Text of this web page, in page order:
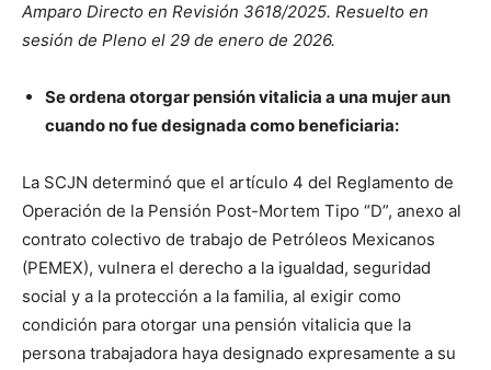
Amparo Directo en Revisión 3618/2025. Resuelto en
sesión de Pleno el 29 de enero de 2026.
Se ordena otorgar pensión vitalicia a una mujer aun
cuando no fue designada como beneficiaria:
La SCJN determinó que el artículo 4 del Reglamento de
Operación de la Pensión Post-Mortem Tipo “D”, anexo al
contrato colectivo de trabajo de Petróleos Mexicanos
(PEMEX), vulnera el derecho a la igualdad, seguridad
social y a la protección a la familia, al exigir como
condición para otorgar una pensión vitalicia que la
persona trabajadora haya designado expresamente a su